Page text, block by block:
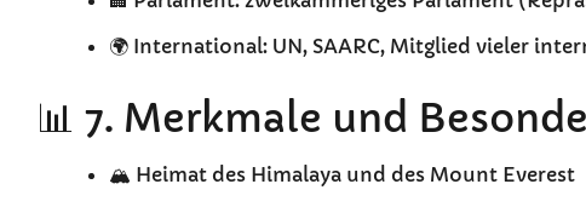
🌍 International: UN, SAARC, Mitglied vieler
📊 7. Merkmale und
🏔️ Heimat des Himalaya und des Mount Everest